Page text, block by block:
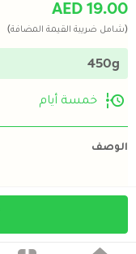
AED 19.00
(شامل ضريبة القيمة المضافة)
450g
خمسة أيام
الوصف